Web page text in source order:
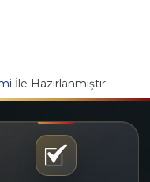
İle Hazırlanmıştır.